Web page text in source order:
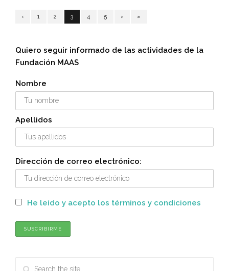
‹ 1 2 3 4 5 › »
Quiero seguir informado de las actividades de la
Fundación MAAS
Nombre
Apellidos
Dirección de correo electrónico:
He leído y acepto los términos y condiciones